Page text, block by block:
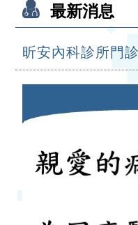
最新消息
昕安內科診所門